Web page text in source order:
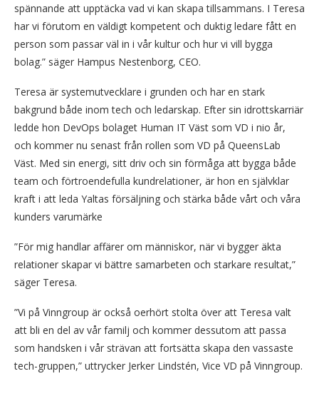
spännande att upptäcka vad vi kan skapa tillsammans. I Teresa
har vi förutom en väldigt kompetent och duktig ledare fått en
person som passar väl in i vår kultur och hur vi vill bygga
bolag.” säger Hampus Nestenborg, CEO.
Teresa är systemutvecklare i grunden och har en stark
bakgrund både inom tech och ledarskap. Efter sin idrottskarriär
ledde hon DevOps bolaget Human IT Väst som VD i nio år,
och kommer nu senast från rollen som VD på QueensLab
Väst. Med sin energi, sitt driv och sin förmåga att bygga både
team och förtroendefulla kundrelationer, är hon en självklar
kraft i att leda Yaltas försäljning och stärka både vårt och våra
kunders varumärke
”För mig handlar affärer om människor, när vi bygger äkta
relationer skapar vi bättre samarbeten och starkare resultat,”
säger Teresa.
”Vi på Vinngroup är också oerhört stolta över att Teresa valt
att bli en del av vår familj och kommer dessutom att passa
som handsken i vår strävan att fortsätta skapa den vassaste
tech-gruppen,” uttrycker Jerker Lindstén, Vice VD på Vinngroup.